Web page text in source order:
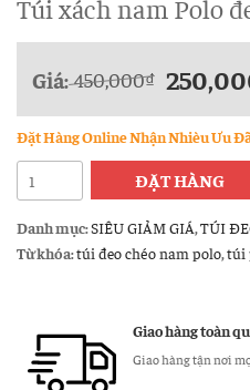
Túi xách nam Polo
Giá: 450,000₫
Đặt Hàng Online Nhận Nhièu Ưu
Túi
xách
nam
Polo
hiệu
số
ĐẶT HÀNG
Danh mục:SIÊU GIẢM GIÁ,TÚI
Từ khóa:túi đeo chéo nam polo,túi
Giao hàng toàn
Giao hàng tận nơi